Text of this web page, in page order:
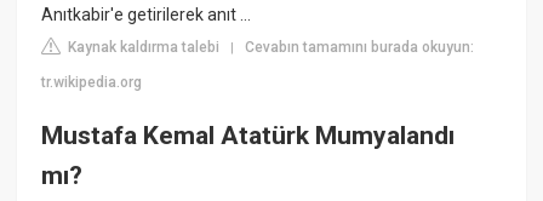
Anıtkabir'e getirilerek anıt ...
Kaynak kaldırma talebi |Cevabın tamamını burada okuyun:
tr.wikipedia.org
Mustafa Kemal Atatürk Mumyalandı
mı?